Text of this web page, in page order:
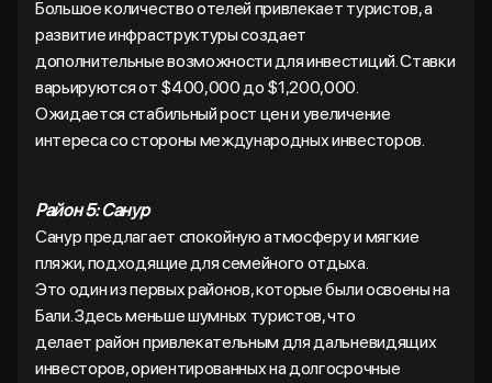
Большое количество отелей привлекает туристов, а
развитие инфраструктуры создает
дополнительные возможности для инвестиций. Ставки
варьируются от $400,000 до $1,200,000.
Ожидается стабильный рост цен и увеличение
интереса со стороны международных инвесторов.
Район 5: Санур
Санур предлагает спокойную атмосферу и мягкие
пляжи, подходящие для семейного отдыха.
Это один из первых районов, которые были освоены на
Бали. Здесь меньше шумных туристов, что
делает район привлекательным для дальневидящих
инвесторов, ориентированных на долгосрочные